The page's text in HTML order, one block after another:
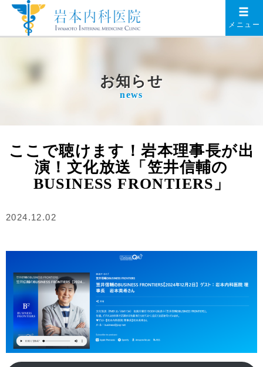
メニュー
ここで聴けます！岩本理事長が出
演！文化放送「笠井信輔の
BUSINESS FRONTIERS」
2024.12.02